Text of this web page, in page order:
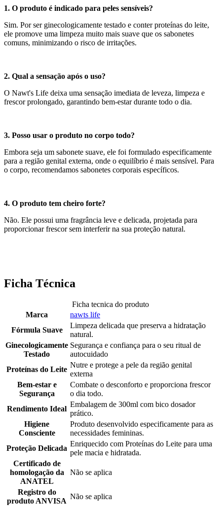
1. O produto é indicado para peles sensíveis?
Sim. Por ser ginecologicamente testado e conter proteínas do leite,
ele promove uma limpeza muito mais suave que os sabonetes
comuns, minimizando o risco de irritações.
2. Qual a sensação após o uso?
O Nawt's Life deixa uma sensação imediata de leveza, limpeza e
frescor prolongado, garantindo bem-estar durante todo o dia.
3. Posso usar o produto no corpo todo?
Embora seja um sabonete suave, ele foi formulado especificamente
para a região genital externa, onde o equilíbrio é mais sensível. Para
o corpo, recomendamos sabonetes corporais específicos.
4. O produto tem cheiro forte?
Não. Ele possui uma fragrância leve e delicada, projetada para
proporcionar frescor sem interferir na sua proteção natural.
Ficha Técnica
Ficha tecnica do produto
Marca
nawts life
Fórmula Suave
Limpeza delicada que preserva a hidratação
natural.
Ginecologicamente
Testado
Segurança e confiança para o seu ritual de
autocuidado
Proteínas do Leite
Nutre e protege a pele da região genital
externa
Bem-estar e
Segurança
Combate o desconforto e proporciona frescor
o dia todo.
Rendimento Ideal
Embalagem de 300ml com bico dosador
prático.
Higiene
Consciente
Produto desenvolvido especificamente para as
necessidades femininas.
Proteção Delicada
Enriquecido com Proteínas do Leite para uma
pele macia e hidratada.
Certificado de
homologação da
ANATEL
Não se aplica
Registro do
produto ANVISA
Não se aplica